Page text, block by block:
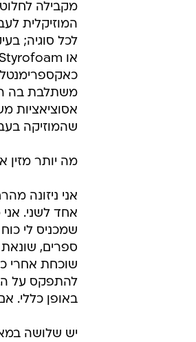
מקבילה
המוזיקלית
משתלבת בה
אסוציאציות
שהמוזיקה
מה יותר מזין
אני ניזונה
אחד לשני.
שמכניס לי
ספרים, שונאת
שוכחת אחרי
להתפקס על
באופן כללי.
יש שלושה